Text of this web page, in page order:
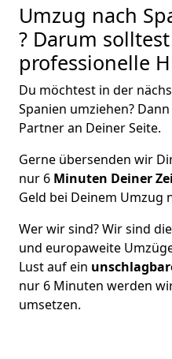
Umzug nach
? Darum
professionelle
Du möchtest in der
Spanien umziehen?
Partner an Deiner Seite.
Gerne übersenden wir
nur 6 Minuten Deiner
Geld bei Deinem Umzug
Wer wir sind? Wir sind die
und europaweite
Lust auf ein
nur 6 Minuten werden
umsetzen.